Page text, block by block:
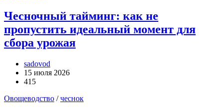
Чесночный тайминг: как не
пропустить идеальный момент для
сбора урожая
sadovod
15 июля 2026
415
Овощеводство /чеснок